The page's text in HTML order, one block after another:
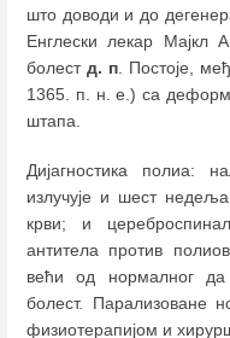
што доводи и до
Енглески лекар Мајкл
болест д. п . Постоје,
1365. п. н. е.) са
штапа.
Дијагностика полиа:
излучује и шест
крви; и
антитела против
већи од нормалног да
болест. Парализоване
физиотерапијом и